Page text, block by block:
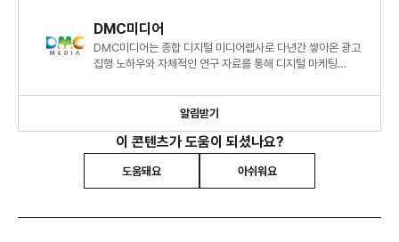
DMC미디어
DMC미디어는 종합 디지털 미디어렙사로 다년간 쌓아온 광고
집행 노하우와 자체적인 연구 자료를 통해 디지털 마케팅
알림받기
이 콘텐츠가 도움이 되셨나요?
도움돼요 아쉬워요